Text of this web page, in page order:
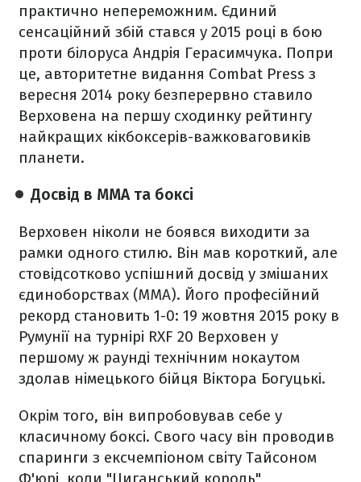
практично непереможним. Єдиний
сенсаційний збій стався у 2015 році в бою
проти білоруса Андрія Герасимчука. Попри
це, авторитетне видання Combat Press з
вересня 2014 року безперервно ставило
Верховена на першу сходинку рейтингу
найкращих кікбоксерів-важковаговиків
планети.
Досвід в ММА та боксі
Верховен ніколи не боявся виходити за
рамки одного стилю. Він мав короткий, але
стовідсотково успішний досвід у змішаних
єдиноборствах (ММА). Його професійний
рекорд становить 1-0: 19 жовтня 2015 року в
Румунії на турнірі RXF 20 Верховен у
першому ж раунді технічним нокаутом
здолав німецького бійця Віктора Богуцькі.
Окрім того, він випробовував себе у
класичному боксі. Свого часу він проводив
спаринги з ексчемпіоном світу Тайсоном